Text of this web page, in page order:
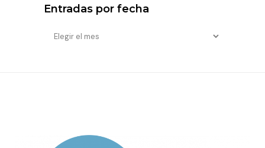
Entradas por fecha
Entradas